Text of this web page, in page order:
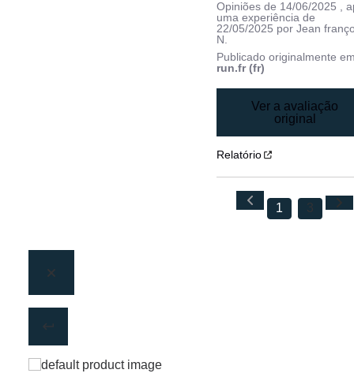
Opiniões de 14/06/2025 ,
uma experiência de
22/05/2025 porJean
N.
Publicado originalmente
run.fr (fr)
Ver a avaliação
original
Relatório
1 3